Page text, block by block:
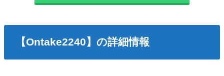
【Ontake2240】の詳細情報